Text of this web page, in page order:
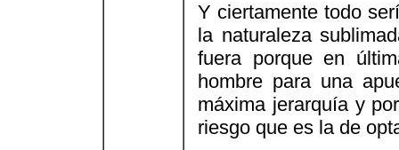
Y ciertamente todo
la naturaleza
fuera porque en
hombre para una
máxima jerarquía y
riesgo que es la de